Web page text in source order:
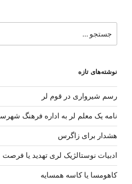
برای
نوشته‌های تازه
رسم شیرواری در قوم لر
نامه یک معلم لر به اداره فرهنگ
هشدار برای زاگرس
ادبیات نوستالژیک لری تهدید یا فرصت
کاهومسا یا کاسه همسایه